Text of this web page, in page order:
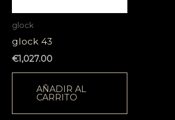
glock
glock 43
€1,027.00
AÑADIR AL
CARRITO